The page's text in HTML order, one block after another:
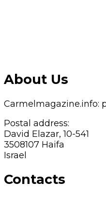
About Us
Carmelmagazine.info:
Postal address:
David Elazar, 10-541
3508107 Haifa
Israel
Contacts